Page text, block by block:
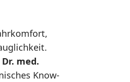
Dr. med.
Know-